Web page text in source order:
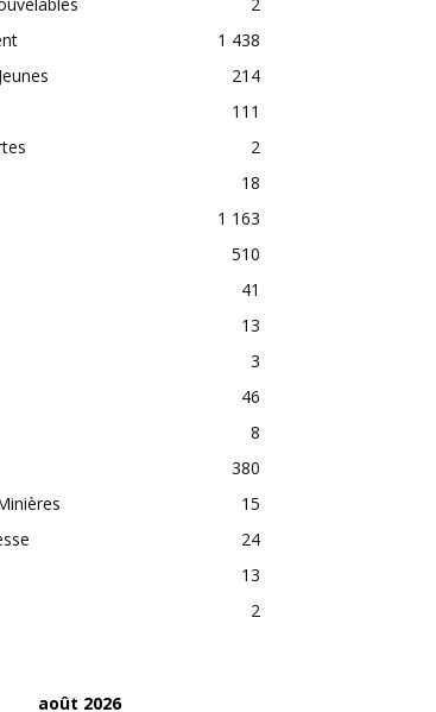
1 438
214
111
2
18
1 163
510
41
13
3
46
8
380
15
24
13
2
août 2026